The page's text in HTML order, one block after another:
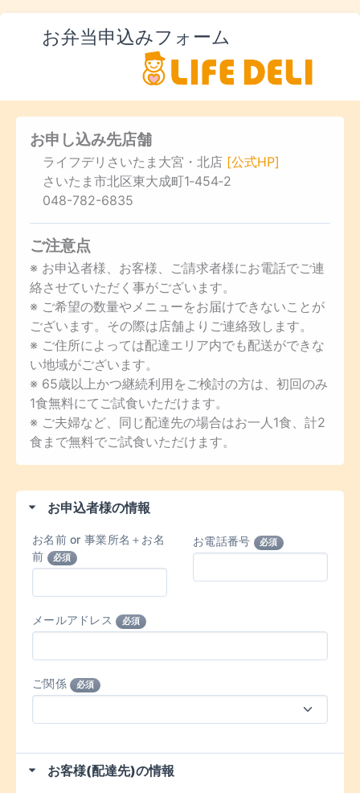
お弁当申込みフォーム
お申し込み先店舗
ライフデリさいたま大宮・北店 [公式HP]
さいたま市北区東大成町1‐454‐2
048-782-6835
ご注意点
※ お申込者様、お客様、ご請求者様にお電話でご連
絡させていただく事がございます。
※ ご希望の数量やメニューをお届けできないことが
ございます。その際は店舗よりご連絡致します。
※ ご住所によっては配達エリア内でも配送ができな
い地域がございます。
※ 65歳以上かつ継続利用をご検討の方は、初回のみ
1食無料にてご試食いただけます。
※ ご夫婦など、同じ配達先の場合はお一人1食、計2
食まで無料でご試食いただけます。
お申込者様の情報
お名前 or 事業所名＋お名
前
必須
お電話番号 必須
メールアドレス 必須
ご関係 必須
お客様(配達先)の情報